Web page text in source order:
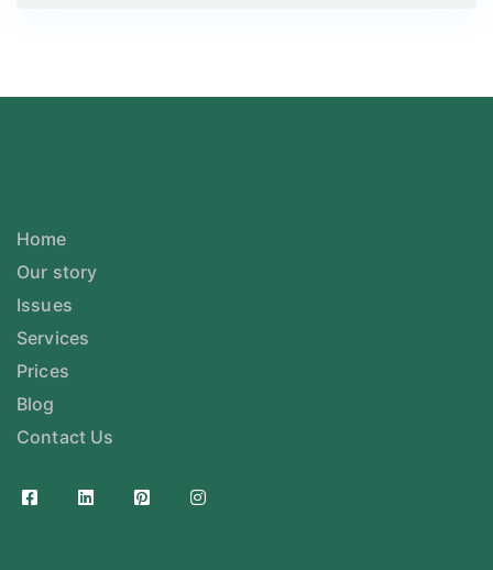
Home
Our story
Issues
Services
Prices
Blog
Contact Us